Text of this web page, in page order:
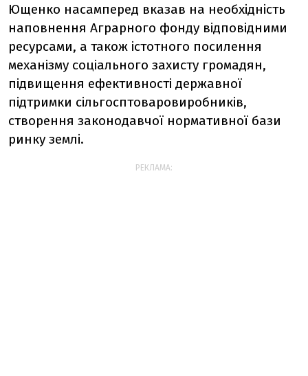
Ющенко насамперед вказав на необхідність
наповнення Аграрного фонду відповідними
ресурсами, а також істотного посилення
механізму соціального захисту громадян,
підвищення ефективності державної
підтримки сільгосптоваровиробників,
створення законодавчої нормативної бази
ринку землі.
РЕКЛАМА: